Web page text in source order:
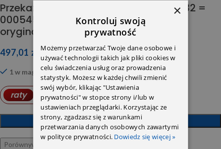
Przekaźnik świec żarowych 0255452832 =
0005453516/6461536579/6461538491
oryginał
497,01 zł
1 w magazynie
raty od 14,41PLN
DODAJ DO KOSZYKA
Porównywarka
×
Kontroluj swoją
prywatność
Możemy przetwarzać Twoje dane osobowe i
używać technologii takich jak pliki cookies w
celu świadczenia usług oraz prowadzenia
statystyk. Możesz w każdej chwili zmienić
swój wybór, klikając "Ustawienia
prywatności" w stopce strony i/lub w
ustawieniach przeglądarki. Korzystając ze
strony, zgadzasz się z warunkami
przetwarzania danych osobowych zawartymi
w polityce prywatności. Dowiedz się więcej »